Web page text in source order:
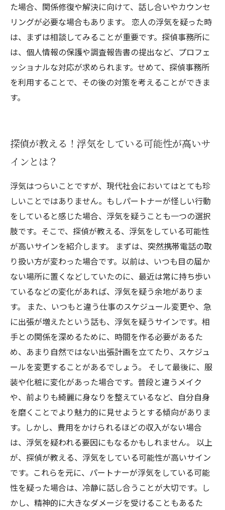
た場合、関係修復や解決に向けて、話し合いやカウンセ
リングが必要な場合もあります。 恋人の浮気を疑った時
は、まずは相談してみることが重要です。探偵事務所に
は、個人情報の保護や調査報告書の提出など、プロフェ
ッショナルな対応が求められます。せめて、探偵事務所
を利用することで、その後の対策を考えることができま
す。
探偵が教える！浮気をしている可能性が高いサ
インとは？
浮気はつらいことですが、現代社会においてはとても珍
しいことではありません。もしパートナーが怪しい行動
をしていると感じた場合、浮気を疑うことも一つの選択
肢です。そこで、探偵が教える、浮気をしている可能性
が高いサインを紹介します。 まずは、突然携帯電話の取
り扱い方が変わった場合です。以前は、いつも目の届か
ない場所に置くなどしていたのに、最近は常に持ち歩い
ているなどの変化があれば、浮気を疑う余地がありま
す。 また、いつもと違う仕事のスケジュール変更や、急
に出張が増えたという話も、浮気を疑うサインです。相
手との関係を深めるために、時間を作る必要があるた
め、あまり自然ではない出張計画を立てたり、スケジュ
ールを変更することがあるでしょう。 そして最後に、服
装や化粧に変化があった場合です。普段と違うメイク
や、前よりも綺麗に身なりを整えているなど、自分自身
を磨くことでより魅力的に見せようとする傾向がありま
す。しかし、費用をかけられるほどの収入がない場合
は、浮気を疑われる要因にもなるかもしれません。 以上
が、探偵が教える、浮気をしている可能性が高いサイン
です。これらを元に、パートナーが浮気をしている可能
性を疑った場合は、冷静に話し合うことが大切です。し
かし、精神的に大きなダメージを受けることもあるた